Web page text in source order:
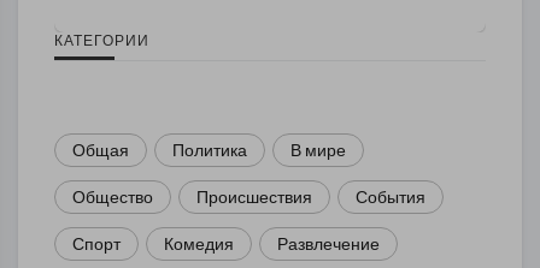
КАТЕГОРИИ
Общая Политика В мире
Общество Происшествия События
Спорт Комедия Развлечение